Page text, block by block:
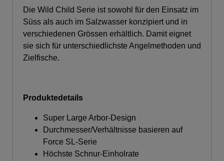
Die Wild Child Serie ist sowohl für den Einsatz im
Süss als auch im Salzwasser konzipiert und in
verschiedenen Grössen erhältlich. Damit eignet
sie sich für unterschiedlichste Angelmethoden und
Zielfische.
Produktedetails
Super Large Arbor-Design
Durchmesser/Verhältnisse basieren auf
Force SL-Serie
Höchste Schnur-Einholrate